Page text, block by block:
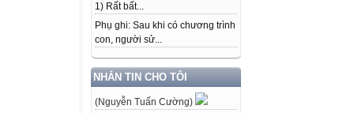
1) Rất bất...
Phụ ghi: Sau khi có chương trình
con, người sử...
NHẮN TIN CHO TÔI
(Nguyễn Tuấn Cường)